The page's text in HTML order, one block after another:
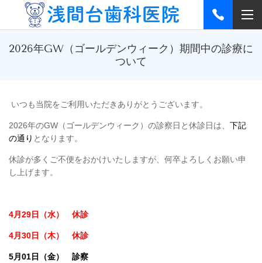
2026年GW（ゴールデンウィーク）期間中の診療に
ついて
いつも当院をご利用いただきありがとうございます。
2026年のGW（ゴールデンウィーク） の診察日と休診日は、 下記
の通り となります。
休診が多くご不便をおかけいたしますが、何卒よろしくお願い申
し上げます。
4月29日（水） 休診
4月30日（木） 休診
5月01日（金） 診察